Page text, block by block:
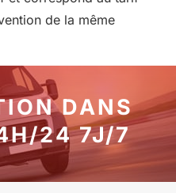
de la même
DANS
24 7J/7